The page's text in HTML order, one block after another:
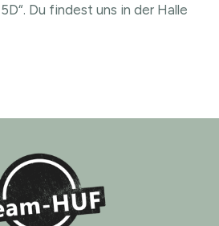
Du findest uns in der Halle